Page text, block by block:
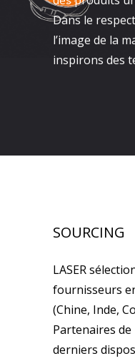
Dans le
l’image de la
inspirons des
SOURCING
LASER
fournisseurs
(Chine, Inde,
Partenaires de
derniers